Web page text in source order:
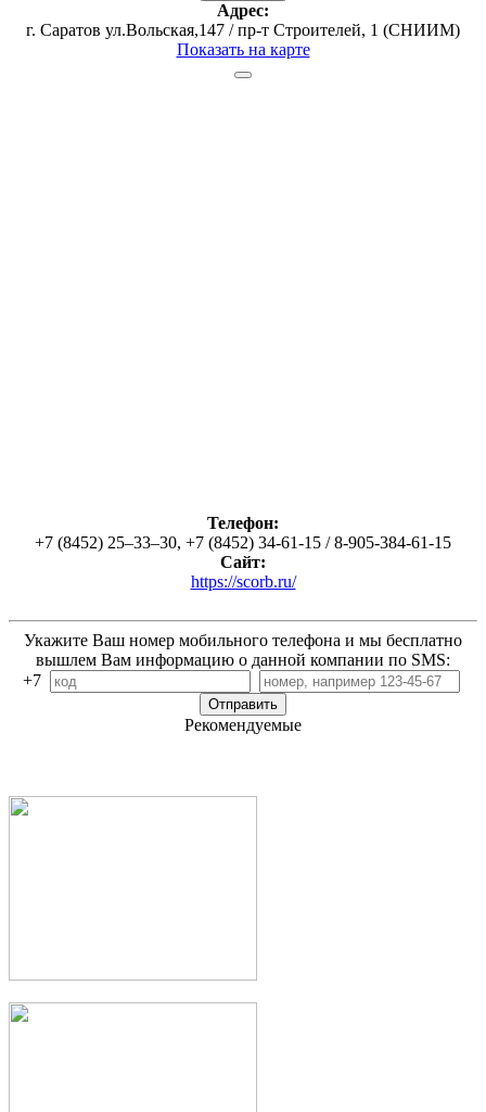
Адрес:
г. Саратов ул.Вольская,147 / пр-т Строителей, 1 (СНИИМ)
Показать на карте
Телефон:
+7 (8452) 25‒33‒30, +7 (8452) 34-61-15 / 8-905-384-61-15
Сайт:
https://scorb.ru/
Укажите Ваш номер мобильного телефона и мы бесплатно
вышлем Вам информацию о данной компании по SMS:
+7
Рекомендуемые